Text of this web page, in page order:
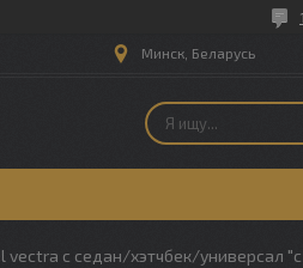
Минск, Беларусь
vectra с седан/хэтчбек/универсал